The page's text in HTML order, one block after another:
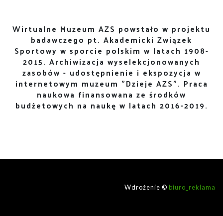
Wirtualne Muzeum AZS powstało w projektu
badawczego pt. Akademicki Związek
Sportowy w sporcie polskim w latach 1908-
2015. Archiwizacja wyselekcjonowanych
zasobów - udostępnienie i ekspozycja w
internetowym muzeum "Dzieje AZS". Praca
naukowa finansowana ze środków
budżetowych na naukę w latach 2016-2019.
Wdrożenie © biuro_reklama